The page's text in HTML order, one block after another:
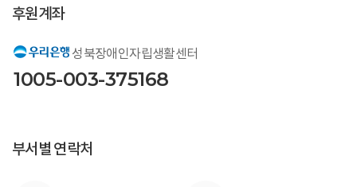
후원계좌
성북장애인자립생활센터
1005-003-375168
부서별 연락처